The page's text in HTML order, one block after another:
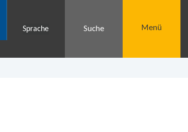
Sprache
Suche Menü